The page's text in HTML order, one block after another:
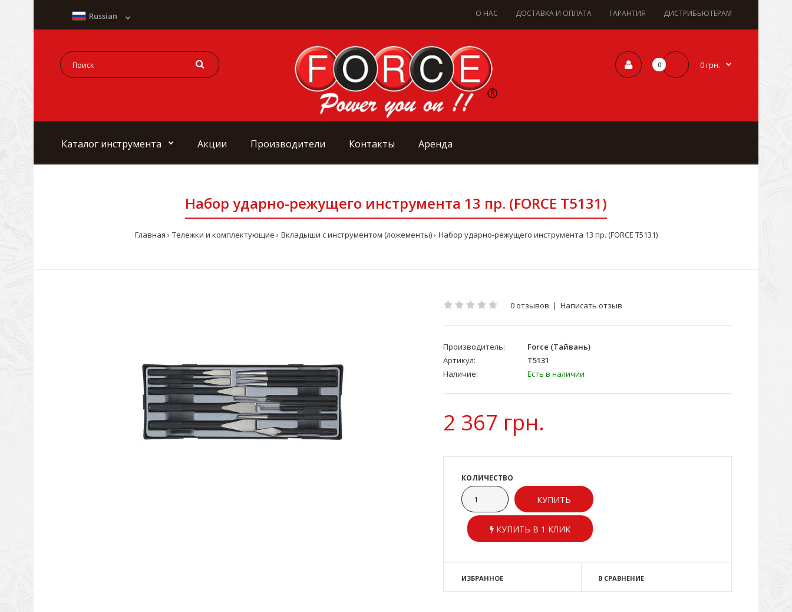
О НАС ДОСТАВКА И ОПЛАТА ГАРАНТИЯ ДИСТРИБЬЮТЕРАМ
Russian
0 0 грн.
Каталог инструмента Акции Производители Контакты Аренда
Набор ударно-режущего инструмента 13 пр. (FORCE T5131)
Главная Тележки и комплектующие Вкладыши с инструментом (ложементы) Набор ударно-режущего инструмента 13 пр. (FORCE T5131)
0 отзывов | Написать отзыв
Производитель:
Force (Тайвань)
Артикул:
T5131
Наличие:
Есть в наличии
2 367 грн.
КОЛИЧЕСТВО
КУПИТЬ В 1 КЛИК
ИЗБРАННОЕ В СРАВНЕНИЕ